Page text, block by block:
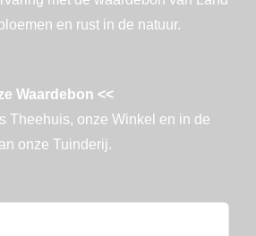
Waardebon <<
Theehuis, onze Winkel en in de
onze Tuinderij.